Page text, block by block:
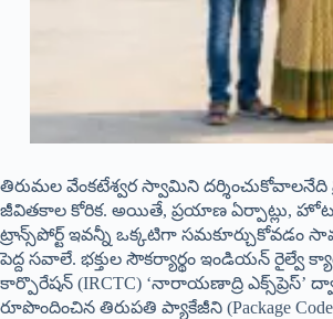
తిరుమల వేంకటేశ్వర స్వామిని దర్శించుకోవాలనేది
జీవితకాల కోరిక. అయితే, ప్రయాణ ఏర్పాట్లు,
ట్రాన్స్‌పోర్ట్ ఇవన్నీ ఒక్కటిగా సమకూర్చుకోవడం
పెద్ద సవాలే. భక్తుల సౌకర్యార్థం ఇండియన్ రైల్వే
కార్పొరేషన్ (IRCTC) ‘నారాయణాద్రి ఎక్స్‌ప్రెస్’
రూపొందించిన తిరుపతి ప్యాకేజీని (Package